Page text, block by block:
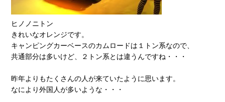
ヒノノニトン
きれいなオレンジです。
キャンピングカーベースのカムロードは１トン系なので、
共通部分は多いけど、２トン系とは違うんですね・・・
昨年よりもたくさんの人が来ていたように思います。
なにより外国人が多いような・・・